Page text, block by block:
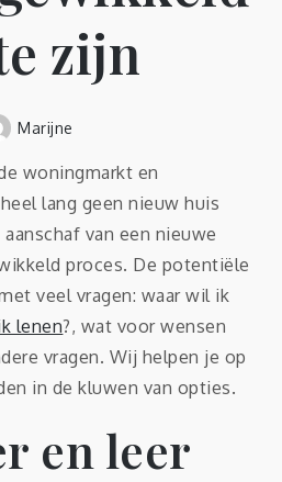
zijn
Marijne
woningmarkt en
lang geen nieuw huis
van een nieuwe
proces. De potentiële
veel vragen: waar wil ik
lenen?, wat voor wensen
vragen. Wij helpen je op
in de kluwen van opties.
en leer